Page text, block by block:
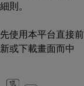
則。
使用本平台直接前
或下載畫面而中